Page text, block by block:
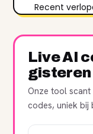
Recent
Live AI
gisteren
Onze tool
codes, uniek bij